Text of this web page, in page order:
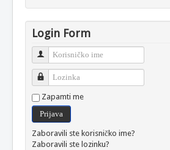
Login Form
Korisničko ime
Lozinka
Zapamti me
Prijava
Zaboravili ste korisničko ime?
Zaboravili ste lozinku?